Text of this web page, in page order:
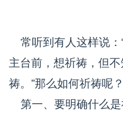
常听到有人这样说：
主台前，想祈祷，但
祷。”那么如何祈祷呢？
第一、要明确什么是